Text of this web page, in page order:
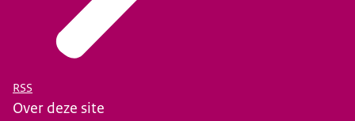
RSS
Over deze site